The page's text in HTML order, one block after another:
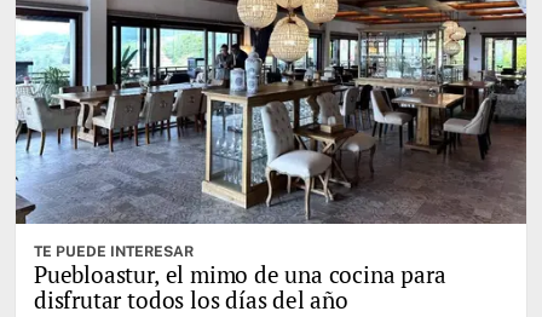
TE PUEDE INTERESAR
Puebloastur, el mimo de una cocina para
disfrutar todos los días del año